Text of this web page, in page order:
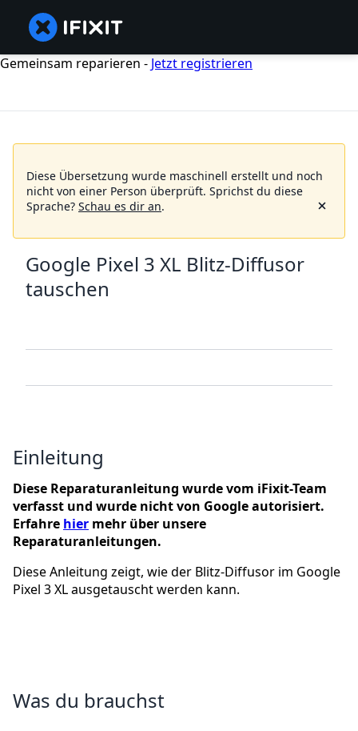
Gemeinsam reparieren - Jetzt registrieren
Diese Übersetzung wurde maschinell erstellt und noch
nicht von einer Person überprüft. Sprichst du diese
Sprache? Schau es dir an.
Google Pixel 3 XL Blitz-Diffusor
tauschen
Einleitung
Diese Reparaturanleitung wurde vom iFixit-Team
verfasst und wurde nicht von Google autorisiert.
Erfahre hier mehr über unsere
Reparaturanleitungen.
Diese Anleitung zeigt, wie der Blitz-Diffusor im Google
Pixel 3 XL ausgetauscht werden kann.
Was du brauchst